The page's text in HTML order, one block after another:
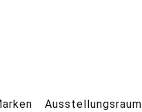
Ausstellungsraum